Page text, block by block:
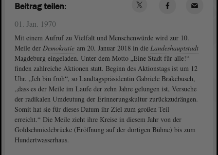
01. Jan. 1970
Mit einem Aufruf zu Vielfalt und Menschenwürde wird zur 10.
Meile der Demokratie am 20. Januar 2018 in die Landeshauptstadt
Magdeburg eingeladen. Unter dem Motto „Eine Stadt für alle!“
finden zahlreiche Aktionen statt. Beginn des Aktionstags ist um 12
Uhr. „Ich bin froh“, so Landtagspräsidentin Gabriele Brakebusch,
„dass es der Meile im Laufe der zehn Jahre gelungen ist, Versuche
der radikalen Umdeutung der Erinnerungskultur zurückzudrängen.
Somit hat sie für dieses Datum ihr Ziel zum großen Teil
erreicht.“ Die Meile zieht ihre Kreise in diesem Jahr von der
Goldschmiedebrücke (Eröffnung auf der dortigen Bühne) bis zum
Hundertwasserhaus.
Beitrag teilen: